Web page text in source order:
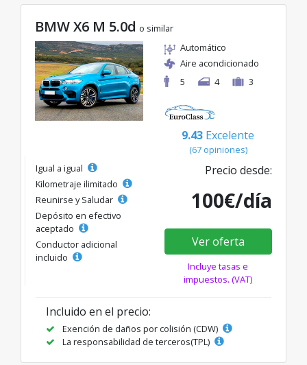
BMW X6 M 5.0d o similar
Automático
Aire acondicionado
5
4 3
9.43 Excelente
(67 opiniones)
Igual a igual
Kilometraje ilimitado
Reunirse y Saludar
Depósito en efectivo
aceptado
Conductor adicional
incluido
Precio desde:
100€/día
Ver oferta
Incluye tasas e
impuestos. (VAT)
Incluido en el precio:
Exención de daños por colisión (CDW)
La responsabilidad de terceros(TPL)